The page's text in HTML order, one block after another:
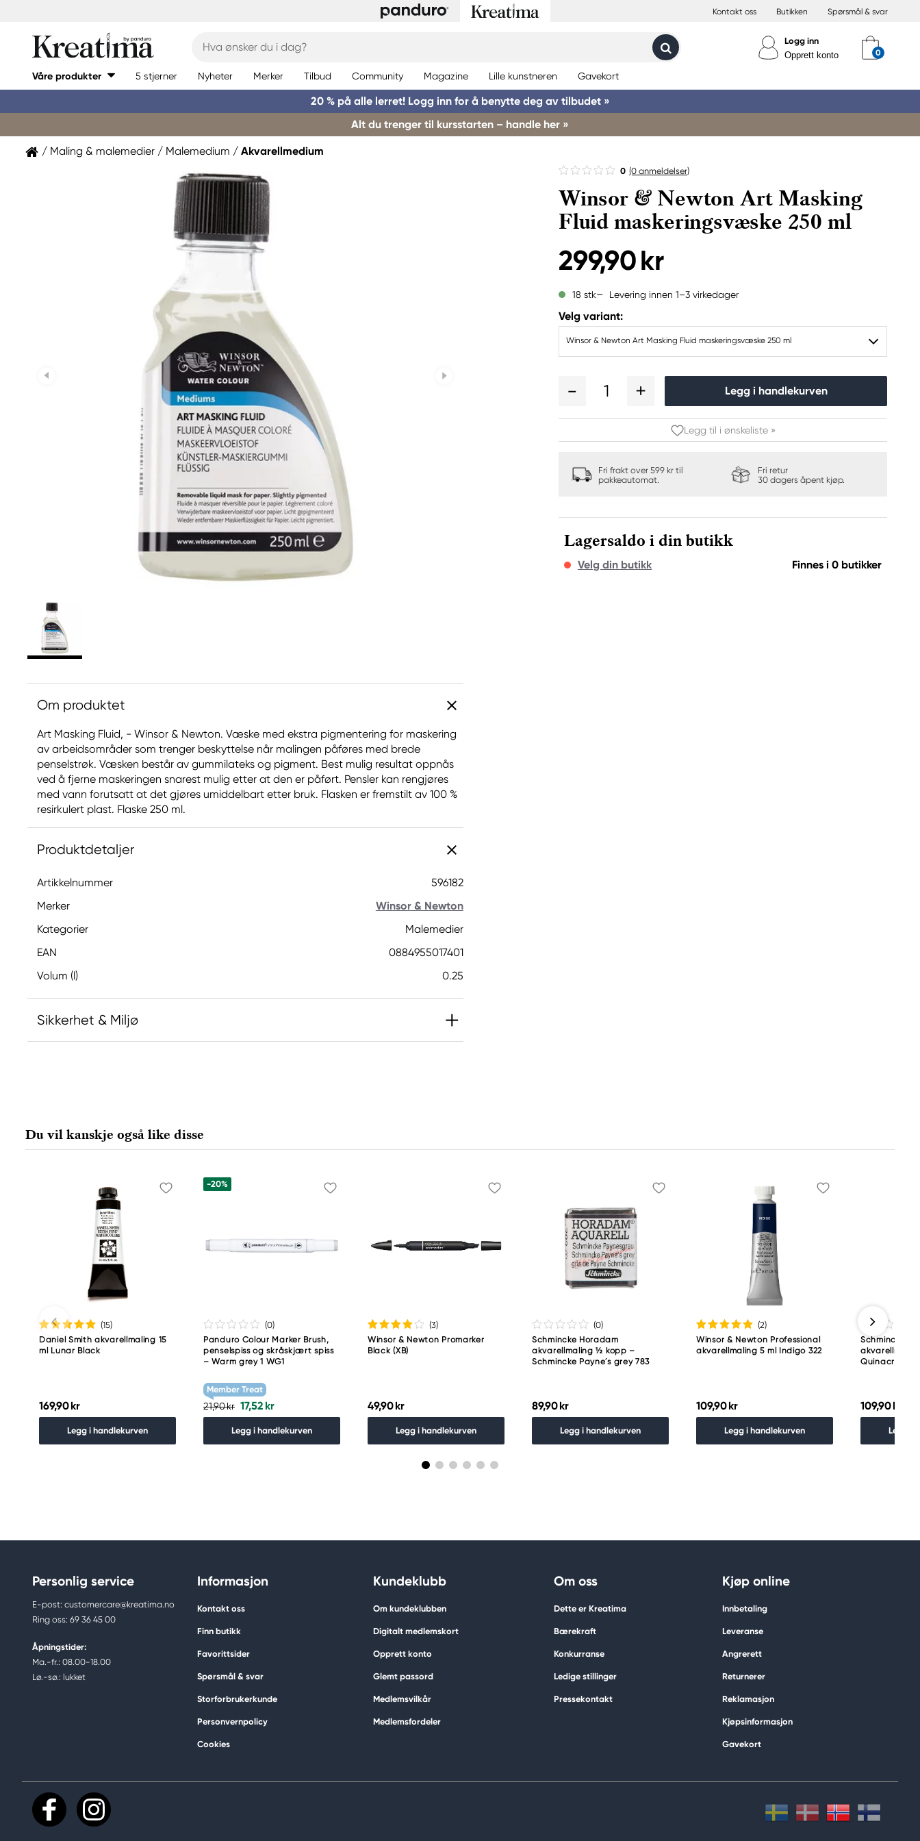
Kontakt oss Butikken Spørsmål & svar
Logg inn
Opprett konto
Våre produkter 5 stjerner Nyheter Merker Tilbud Community Magazine Lille kunstneren Gavekort
20 % på alle lerret! Logg inn for å benytte deg av tilbudet »
Alt du trenger til kursstarten – handle her »
Maling & malemedier Malemedium Akvarellmedium
0 (0 anmeldelser)
Winsor & Newton Art Masking
Fluid maskeringsvæske 250 ml
299,90 kr
18 stk Levering innen 1–3 virkedager
Velg variant:
Winsor & Newton Art Masking Fluid maskeringsvæske 250 ml
1 Legg i handlekurven
Legg til i ønskeliste »
Fri frakt over 599 kr til
pakkeautomat.
Fri retur
30 dagers åpent kjøp.
Lagersaldo i din butikk
Velg din butikk Finnes i 0 butikker
Om produktet
Art Masking Fluid, - Winsor & Newton. Væske med ekstra pigmentering for maskering
av arbeidsområder som trenger beskyttelse når malingen påføres med brede
penselstrøk. Væsken består av gummilateks og pigment. Best mulig resultat oppnås
ved å fjerne maskeringen snarest mulig etter at den er påført. Pensler kan rengjøres
med vann forutsatt at det gjøres umiddelbart etter bruk. Flasken er fremstilt av 100 %
resirkulert plast. Flaske 250 ml.
Produktdetaljer
Artikkelnummer
596182
Merker
Winsor & Newton
Kategorier
Malemedier
EAN
0884955017401
Volum (l)
0.25
Sikkerhet & Miljø
61930 Trosa, Sweden
info@colart.se
Du vil kanskje også like disse
(15)
Daniel Smith akvarellmaling 15
ml Lunar Black
169,90 kr
Legg i handlekurven
-20%
(0)
Panduro Colour Marker Brush,
penselspiss og skråskjært spiss
– Warm grey 1 WG1
Member Treat
21,90 kr 17,52 kr
Legg i handlekurven
(3)
Winsor & Newton Promarker
Black (XB)
49,90 kr
Legg i handlekurven
(0)
Schmincke Horadam
akvarellmaling ½ kopp –
Schmincke Payne´s grey 783
89,90 kr
Legg i handlekurven
(2)
Winsor & Newton Professional
akvarellmaling 5 ml Indigo 322
109,90 kr
Legg i handlekurven
Schmincke
Quinacridone
109,90 kr
Legg i
Personlig service
E-post: customercare@kreatima.no
Ring oss: 69 36 45 00
Åpningstider:
Ma.-fr.: 08.00-18.00
Lø.-sø.: lukket
Informasjon
Kontakt oss
Finn butikk
Favorittsider
Spørsmål & svar
Storforbrukerkunde
Personvernpolicy
Cookies
Kundeklubb
Om kundeklubben
Digitalt medlemskort
Opprett konto
Glemt passord
Medlemsvilkår
Medlemsfordeler
Om oss
Dette er Kreatima
Bærekraft
Konkurranse
Ledige stillinger
Pressekontakt
Kjøp online
Innbetaling
Leveranse
Angrerett
Returnerer
Reklamasjon
Kjøpsinformasjon
Gavekort